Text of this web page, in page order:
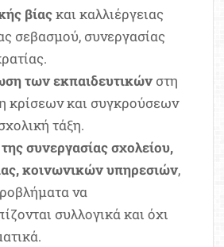
βίαςκαι καλλιέργειας
σεβασμού, συνεργασίας
των εκπαιδευτικώνστη
κρίσεων και συγκρούσεων
τάξη.
συνεργασίας σχολείου,
κοινωνικών υπηρεσιών,
να
συλλογικά και όχι